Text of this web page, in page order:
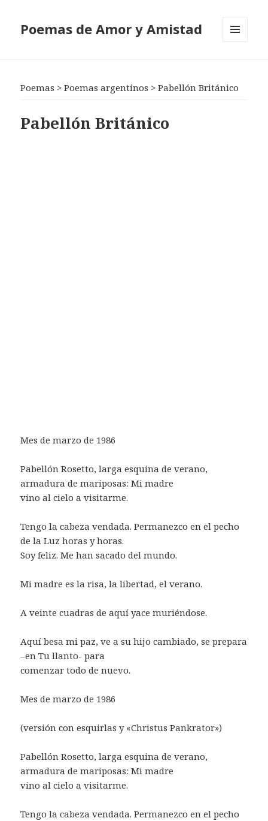
Poemas de Amor y Amistad
Poemas >Poemas argentinos >Pabellón Británico
Pabellón Británico
Mes de marzo de 1986
Pabellón Rosetto, larga esquina de verano,
armadura de mariposas: Mi madre
vino al cielo a visitarme.
Tengo la cabeza vendada. Permanezco en el pecho
de la Luz horas y horas.
Soy feliz. Me han sacado del mundo.
Mi madre es la risa, la libertad, el verano.
A veinte cuadras de aquí yace muriéndose.
Aquí besa mi paz, ve a su hijo cambiado, se prepara
–en Tu llanto- para
comenzar todo de nuevo.
Mes de marzo de 1986
(versión con esquirlas y «Christus Pankrator»)
Pabellón Rosetto, larga esquina de verano,
armadura de mariposas: Mi madre
vino al cielo a visitarme.
Tengo la cabeza vendada. Permanezco en el pecho